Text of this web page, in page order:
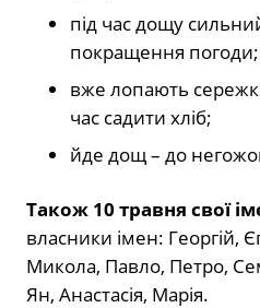
під час дощу
покращення погоди;
вже лопають
час садити хліб;
йде дощ – до
Також 10 травня свої
власники імен: Георгій,
Микола, Павло, Петро,
Ян, Анастасія, Марія.